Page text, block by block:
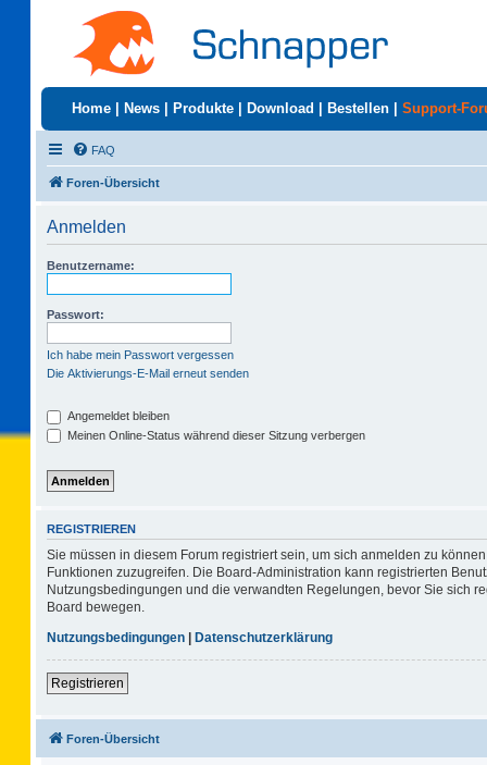
Home News Produkte Download Bestellen Support-
FAQ
Foren-Übersicht
Anmelden
Benutzername:
Passwort:
Ich habe mein Passwort vergessen
Die Aktivierungs-E-Mail erneut senden
Angemeldet bleiben
Meinen Online-Status während dieser Sitzung verbergen
REGISTRIEREN
Sie müssen in diesem Forum registriert sein, um sich anmelden zu
Funktionen zuzugreifen. Die Board-Administration kann registrierten
Nutzungsbedingungen und die verwandten Regelungen, bevor Sie sich
Board bewegen.
Nutzungsbedingungen | Datenschutzerklärung
Registrieren
Foren-Übersicht